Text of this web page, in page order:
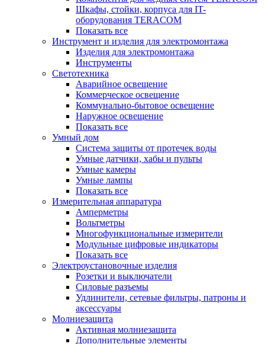
Шкафы, стойки, корпуса для IT-
оборудования TERACOM
Показать все
Инструмент и изделия для электромонтажа
Изделия для электромонтажа
Инструменты
Светотехника
Аварийное освещение
Коммерческое освещение
Коммунально-бытовое освещение
Наружное освещение
Показать все
Умный дом
Система защиты от протечек воды
Умные датчики, хабы и пульты
Умные камеры
Умные лампы
Показать все
Измерительная аппаратура
Амперметры
Вольтметры
Многофункциональные измерители
Модульные цифровые индикаторы
Показать все
Электроустановочные изделия
Розетки и выключатели
Силовые разъемы
Удлинители, сетевые фильтры, патроны и
аксессуары
Молниезащита
Активная молниезащита
Дополнительные элементы